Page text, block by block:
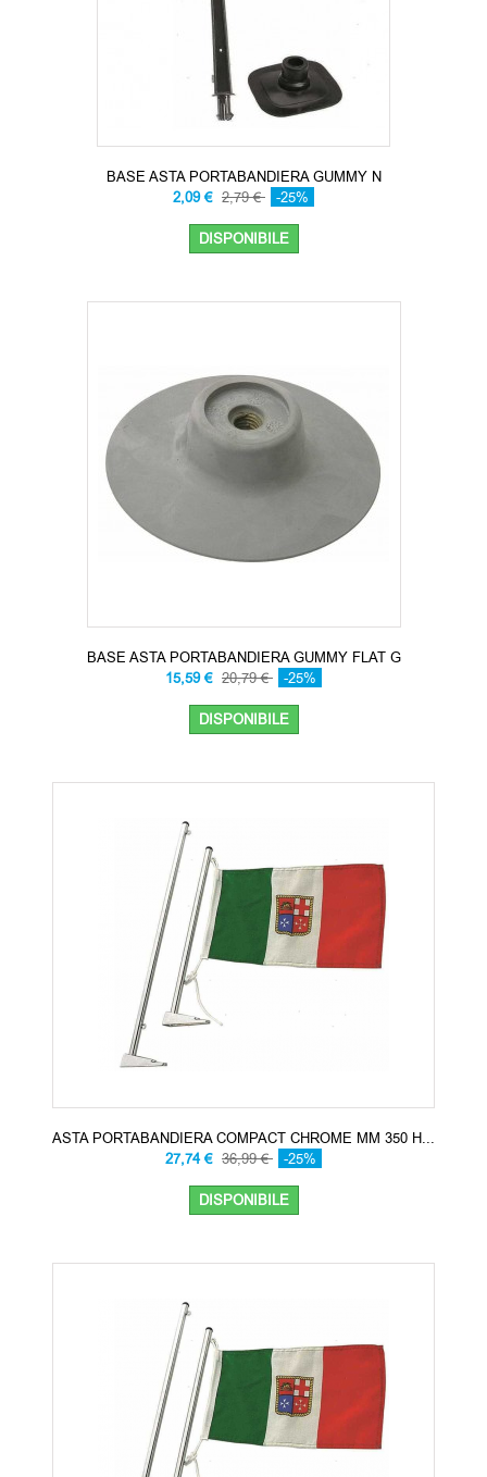
BASE ASTA PORTABANDIERA GUMMY N
2,09 € 2,79 € -25%
DISPONIBILE
BASE ASTA PORTABANDIERA GUMMY FLAT G
15,59 € 20,79 € -25%
DISPONIBILE
ASTA PORTABANDIERA COMPACT CHROME MM 350 H...
27,74 € 36,99 € -25%
DISPONIBILE